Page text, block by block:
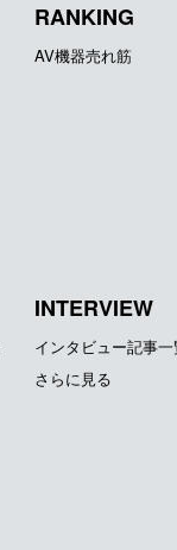
RANKING
AV機器売れ筋
INTERVIEW
インタビュー記事
さらに見る